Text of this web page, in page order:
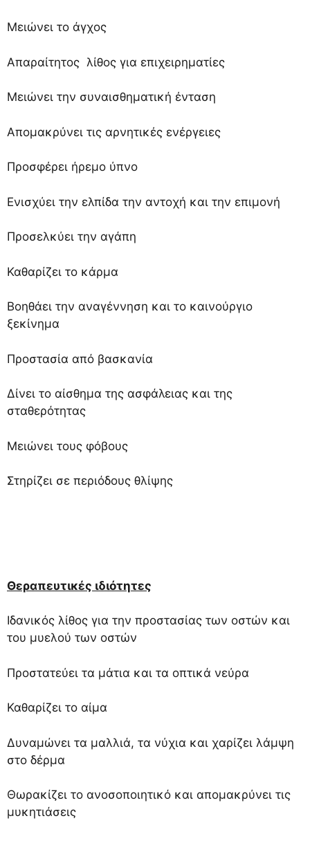
Μειώνει το άγχος
Απαραίτητος λίθος για επιχειρηματίες
Μειώνει την συναισθηματική ένταση
Απομακρύνει τις αρνητικές ενέργειες
Προσφέρει ήρεμο ύπνο
Ενισχύει την ελπίδα την αντοχή και την επιμονή
Προσελκύει την αγάπη
Καθαρίζει το κάρμα
Βοηθάει την αναγέννηση και το καινούργιο
ξεκίνημα
Προστασία από βασκανία
Δίνει το αίσθημα της ασφάλειας και της
σταθερότητας
Μειώνει τους φόβους
Στηρίζει σε περιόδους θλίψης
Θεραπευτικές ιδιότητες
Ιδανικός λίθος για την προστασίας των οστών και
του μυελού των οστών
Προστατεύει τα μάτια και τα οπτικά νεύρα
Καθαρίζει το αίμα
Δυναμώνει τα μαλλιά, τα νύχια και χαρίζει λάμψη
στο δέρμα
Θωρακίζει το ανοσοποιητικό και απομακρύνει τις
μυκητιάσεις